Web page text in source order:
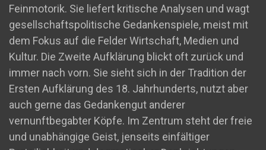
Feinmotorik. Sie liefert kritische Analysen und wagt
gesellschaftspolitische Gedankenspiele, meist mit
dem Fokus auf die Felder Wirtschaft, Medien und
Kultur. Die Zweite Aufklärung blickt oft zurück und
immer nach vorn. Sie sieht sich in der Tradition der
Ersten Aufklärung des 18. Jahrhunderts, nutzt aber
auch gerne das Gedankengut anderer
vernunftbegabter Köpfe. Im Zentrum steht der freie
und unabhängige Geist, jenseits einfältiger